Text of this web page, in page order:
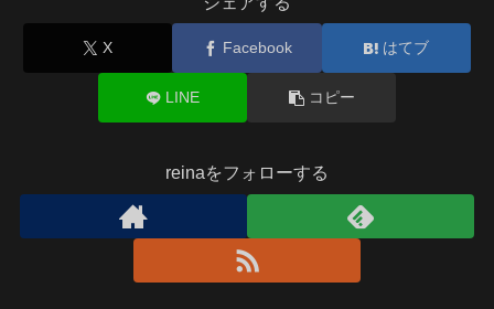
X Facebook はてブ
LINE コピー
reinaをフォローする